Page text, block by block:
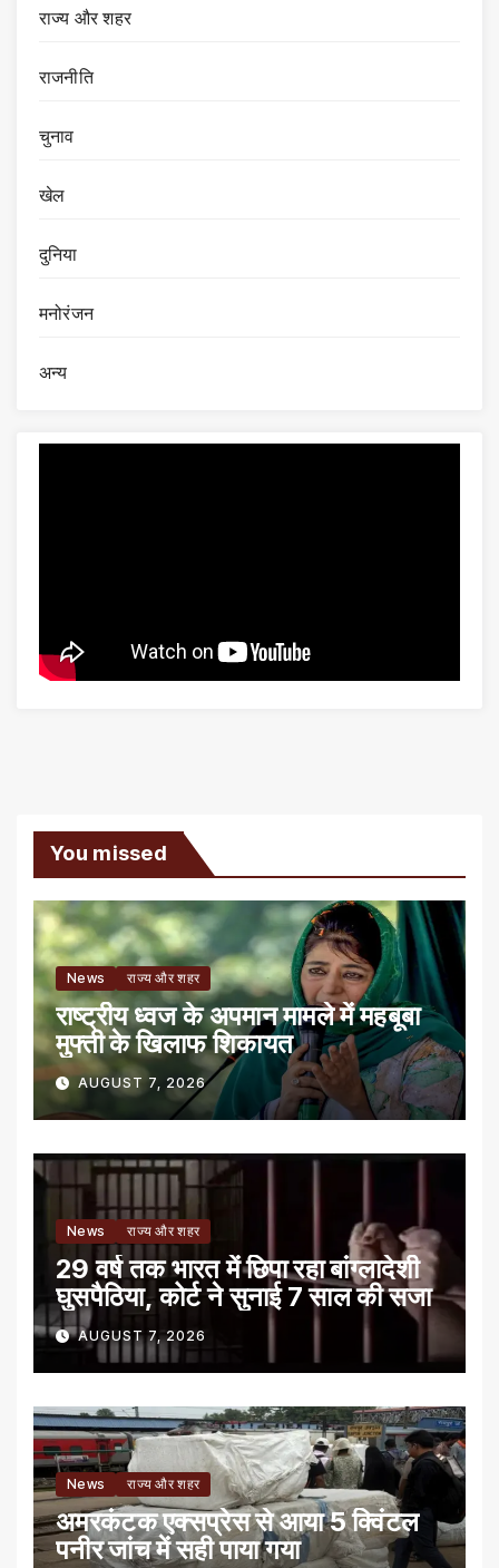
राज्य और शहर
राजनीति
चुनाव
खेल
दुनिया
मनोरंजन
अन्य
You missed
News राज्य और शहर
राष्ट्रीय ध्वज के अपमान मामले में महबूबा
मुफ्ती के खिलाफ शिकायत
AUGUST 7, 2026
News राज्य और शहर
29 वर्ष तक भारत में छिपा रहा बांग्लादेशी
घुसपैठिया, कोर्ट ने सुनाई 7 साल की सजा
AUGUST 7, 2026
News राज्य और शहर
अमरकंटक एक्सप्रेस से आया 5 क्विंटल
पनीर जांच में सही पाया गया